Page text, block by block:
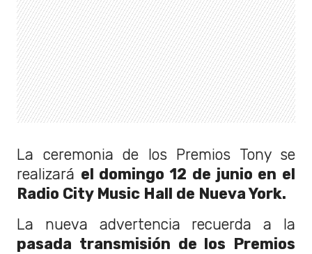
La ceremonia de los Premios Tony se
realizará el domingo 12 de junio en el
Radio City Music Hall de Nueva York.
La nueva advertencia recuerda a la
pasada transmisión de los Premios